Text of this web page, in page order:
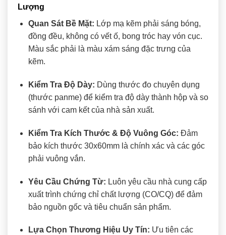
Lượng
Quan Sát Bề Mặt: Lớp mạ kẽm phải sáng bóng,
đồng đều, không có vết ố, bong tróc hay vón cục.
Màu sắc phải là màu xám sáng đặc trưng của
kẽm.
Kiểm Tra Độ Dày: Dùng thước đo chuyên dụng
(thước panme) để kiểm tra độ dày thành hộp và so
sánh với cam kết của nhà sản xuất.
Kiểm Tra Kích Thước & Độ Vuông Góc: Đảm
bảo kích thước 30x60mm là chính xác và các góc
phải vuông vắn.
Yêu Cầu Chứng Từ: Luôn yêu cầu nhà cung cấp
xuất trình chứng chỉ chất lượng (CO/CQ) để đảm
bảo nguồn gốc và tiêu chuẩn sản phẩm.
Lựa Chọn Thương Hiệu Uy Tín: Ưu tiên các